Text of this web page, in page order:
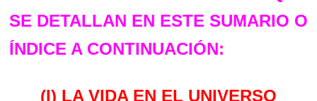
SE DETALLAN EN ESTE SUMARIO O
ÍNDICE A CONTINUACIÓN:
(I) LA VIDA EN EL UNIVERSO